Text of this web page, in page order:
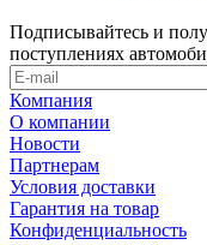
Подписывайтесь и
поступлениях
Компания
О компании
Новости
Партнерам
Условия доставки
Гарантия на товар
Конфиденциальность